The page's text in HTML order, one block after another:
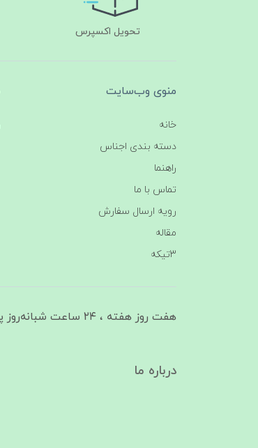
تحویل اکسپرس
منوی وب‌سایت
خانه
دسته بندی اجناس
راهنما
تماس با ما
رویه ارسال سفارش
مقاله
3تیکه
هفت روز هفته ، ۲۴ ساعت شبانه‌روز پاسخگوی شما هستیم
درباره ما